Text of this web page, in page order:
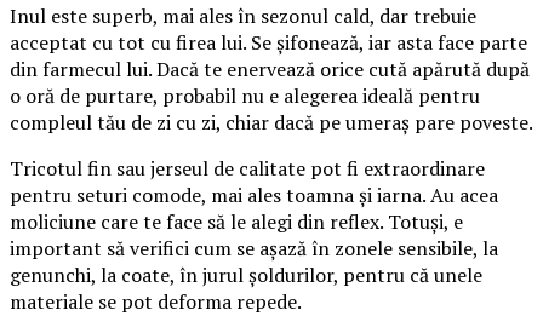
Inul este superb, mai ales în sezonul cald, dar trebuie
acceptat cu tot cu firea lui. Se șifonează, iar asta face parte
din farmecul lui. Dacă te enervează orice cută apărută după
o oră de purtare, probabil nu e alegerea ideală pentru
compleul tău de zi cu zi, chiar dacă pe umeraș pare poveste.
Tricotul fin sau jerseul de calitate pot fi extraordinare
pentru seturi comode, mai ales toamna și iarna. Au acea
moliciune care te face să le alegi din reflex. Totuși, e
important să verifici cum se așază în zonele sensibile, la
genunchi, la coate, în jurul șoldurilor, pentru că unele
materiale se pot deforma repede.